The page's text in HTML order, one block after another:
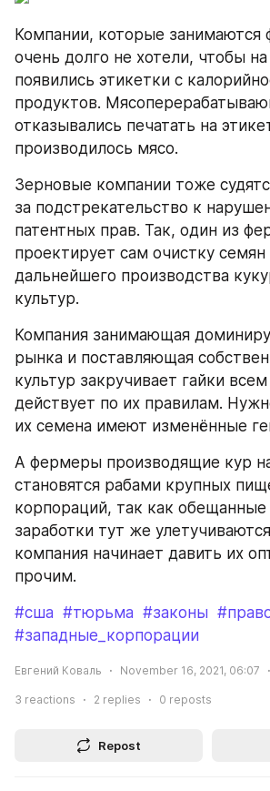
Компании, которые занимаются
очень долго не хотели, чтобы
появились этикетки с
продуктов.
отказывались печатать на
производилось мясо.
Зерновые компании тоже
за подстрекательство к
патентных прав. Так, один из
проектирует сам очистку семян
дальнейшего производства
культур.
Компания занимающая
рынка и поставляющая
культур закручивает гайки
действует по их правилам.
их семена имеют изменённые
А фермеры производящие кур
становятся рабами крупных
корпораций, так как
заработки тут же
компания начинает давить их
прочим.
#сша #тюрьма #законы
#западные_корпорации
Евгений Коваль November 16, 2021, 06:07
3 reactions 2 replies 0 reposts
Repost